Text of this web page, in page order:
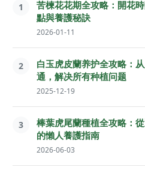
1
苦楝花花期全攻略：開花
點與養護秘訣
2026-01-11
2
白玉虎皮蘭养护全攻略：
通，解决所有种植问题
2025-12-19
3
棒葉虎尾蘭種植全攻略：
的懶人養護指南
2026-06-03